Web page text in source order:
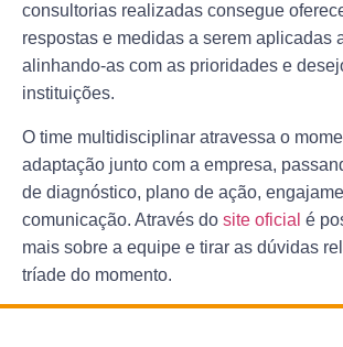
consultorias realizadas consegue
respostas e medidas a serem aplicadas
alinhando-as com as prioridades e
instituições.
O time multidisciplinar atravessa o
adaptação junto com a empresa,
de diagnóstico, plano de ação,
comunicação. Através do site oficial é
mais sobre a equipe e tirar as dúvidas
tríade do momento.